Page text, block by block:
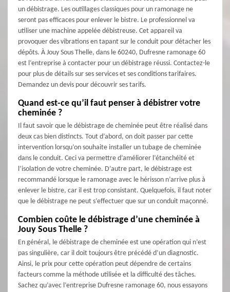
un débistrage. Les outillages classiques pour un ramonage ne
seront pas efficaces pour enlever le bistre. Le professionnel va
utiliser une machine appelée débistreuse. Cet appareil va
provoquer des vibrations en tapant sur le conduit pour détacher les
dépôts. À Jouy Sous Thelle, dans le 60240, Dufresne ramonage 60
est l’entreprise à contacter pour un débistrage réussi. Contactez-le
pour plus de détails sur ses services et ses conditions tarifaires.
Demandez un devis pour découvrir ses tarifs.
Quand est-ce qu’il faut penser à débistrer votre
cheminée ?
Il faut savoir que le débistrage de cheminée peut être réalisé dans
deux cas bien distincts. Tout d’abord, on doit passer par cette
intervention lorsqu’on souhaite installer un tubage de cheminée
dans le conduit. Ceci va permettre d’améliorer l’étanchéité et
l’isolation de votre cheminée. D’autre part, le débistrage est
recommandé lorsque le ramonage avec le hérisson n’arrive plus à
enlever le bistre, car il est trop consistant. Quelquefois, il faut noter
que le débistrage ne peut s’effectuer que sur un conduit maçonné.
Combien coûte le débistrage d’une cheminée à
Jouy Sous Thelle ?
En général, le débistrage de cheminée est une opération qui n’est
pas singulière, car il doit toujours être précédé d’un diagnostic.
Ainsi, le prix pour cette opération peut dépendre de certains
facteurs comme la méthode utilisée et la difficulté des tâches.
Sachez qu’avec l’entreprise Dufresne ramonage 60, nous essayons